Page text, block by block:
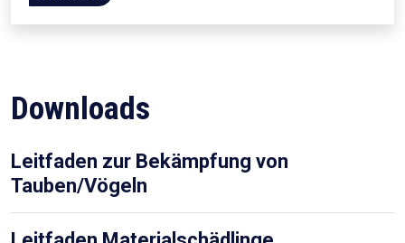
Downloads
Leitfaden zur Bekämpfung von
Tauben/Vögeln